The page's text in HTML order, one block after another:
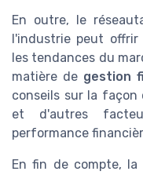
En outre, le
l'industrie peut offrir
les tendances du
matière de gestion
conseils sur la façon
et d'autres
performance
En fin de compte,